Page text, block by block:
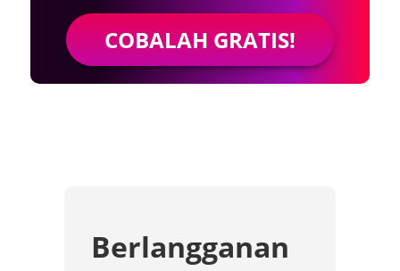
COBALAH GRATIS!
Berlangganan